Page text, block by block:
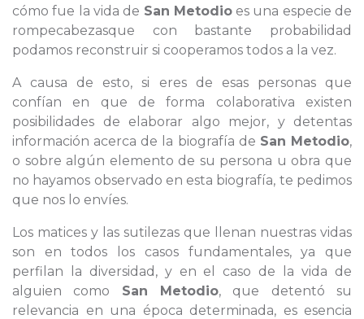
cómo fue la vida de San Metodioes una especie de
rompecabezasque con bastante probabilidad
podamos reconstruir si cooperamos todos a la vez.
A causa de esto, si eres de esas personas que
confían en que de forma colaborativa existen
posibilidades de elaborar algo mejor, y detentas
información acerca de la biografía de San Metodio,
o sobre algún elemento de su persona u obra que
no hayamos observado en esta biografía, te pedimos
que nos lo envíes.
Los matices y las sutilezas que llenan nuestras vidas
son en todos los casos fundamentales, ya que
perfilan la diversidad, y en el caso de la vida de
alguien como San Metodio, que detentó su
relevancia en una época determinada, es esencia